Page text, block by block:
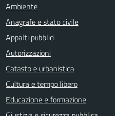
Ambiente
Anagrafe e stato civile
Appalti pubblici
Autorizzazioni
Catasto e urbanistica
Cultura e tempo libero
Educazione e formazione